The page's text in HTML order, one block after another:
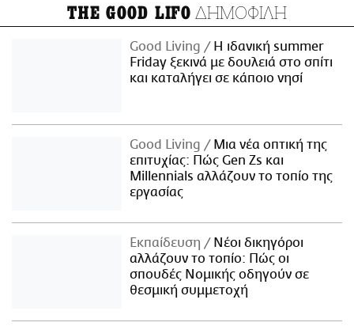
THE GOOD LIFO ΔΗΜΟΦΙΛΗ
Good Living
Η ιδανική summer
Friday ξεκινά με δουλειά στο σπίτι
και καταλήγει σε κάποιο νησί
Good Living
Μια νέα οπτική της
επιτυχίας: Πώς Gen Zs και
Millennials αλλάζουν το τοπίο της
εργασίας
Εκπαίδευση
Νέοι δικηγόροι
αλλάζουν το τοπίο: Πώς οι
σπουδές Νομικής οδηγούν σε
θεσμική συμμετοχή